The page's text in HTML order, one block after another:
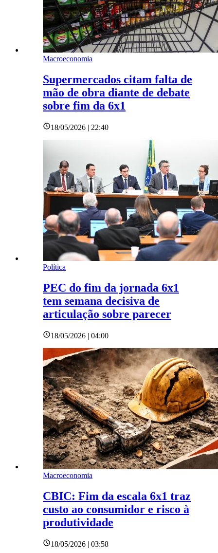
Macroeconomia
Supermercados citam falta de
mão de obra diante de debate
sobre fim da 6x1
18/05/2026 | 22:40
Política
PEC do fim da jornada 6x1
tem semana decisiva de
articulação sobre parecer
18/05/2026 | 04:00
Macroeconomia
CBIC: Fim da escala 6x1 traz
custo ao consumidor e risco à
produtividade
18/05/2026 | 03:58